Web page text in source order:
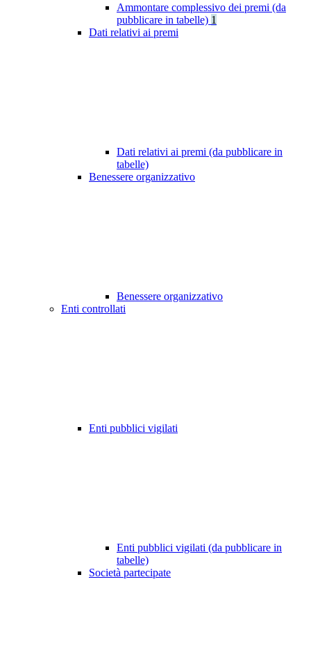
Ammontare complessivo dei premi (da
pubblicare in tabelle) 1
Dati relativi ai premi
Dati relativi ai premi (da pubblicare in
tabelle)
Benessere organizzativo
Benessere organizzativo
Enti controllati
Enti pubblici vigilati
Enti pubblici vigilati (da pubblicare in
tabelle)
Società partecipate